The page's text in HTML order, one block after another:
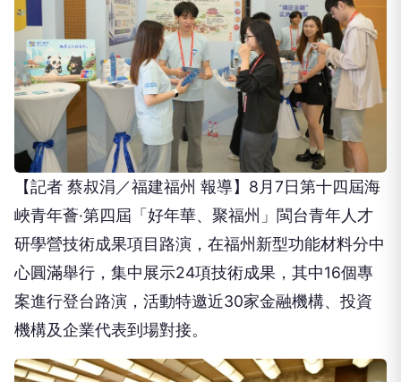
【記者 蔡叔涓／福建福州 報導】8月7日第十四屆海
峽青年薈·第四屆「好年華、聚福州」閩台青年人才
研學營技術成果項目路演，在福州新型功能材料分中
心圓滿舉行，集中展示24項技術成果，其中16個專
案進行登台路演，活動特邀近30家金融機構、投資
機構及企業代表到場對接。